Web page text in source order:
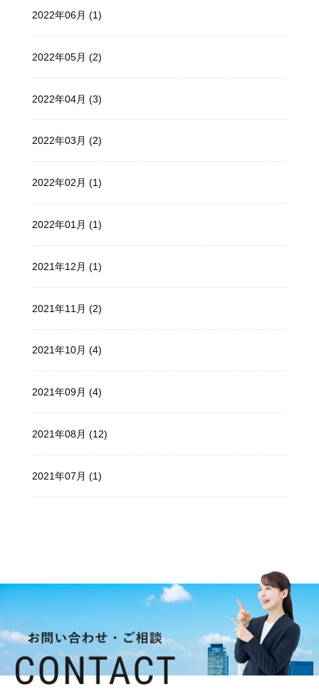
2022年06月 (1)
2022年05月 (2)
2022年04月 (3)
2022年03月 (2)
2022年02月 (1)
2022年01月 (1)
2021年12月 (1)
2021年11月 (2)
2021年10月 (4)
2021年09月 (4)
2021年08月 (12)
2021年07月 (1)